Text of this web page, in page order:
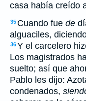
casa había creído
35 Cuando fue de
alguaciles,
36Y el carcelero
Los magistrados
suelto; así que
Pablo les dijo:
condenados,